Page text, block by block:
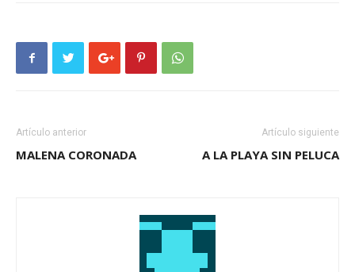
Artículo anterior
MALENA CORONADA
Artículo siguiente
A LA PLAYA SIN PELUCA